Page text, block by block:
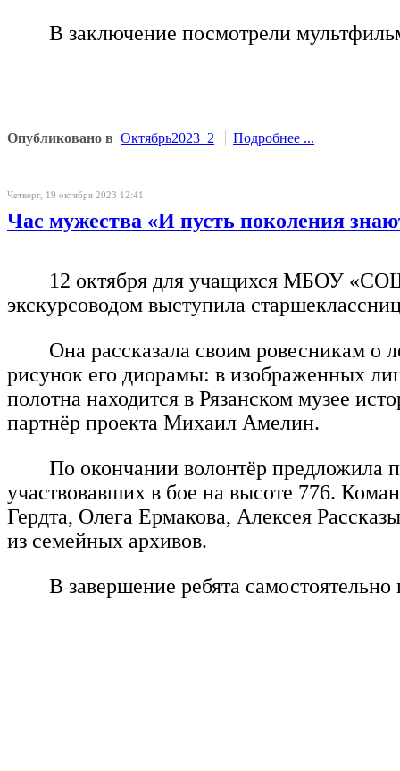
В заключение посмотрели
Опубликовано в Октябрь2023_2 Подробнее ...
Четверг, 19 октября 2023 12:41
Час мужества «И пусть поколения
12 октября для учащихся МБОУ «СОШ
экскурсоводом выступила
Она рассказала своим ровесникам о
рисунок его диорамы: в изображенных
полотна находится в Рязанском музее
партнёр проекта Михаил Амелин.
По окончании волонтёр предложила
участвовавших в бое на высоте 776.
Гердта, Олега Ермакова, Алексея
из семейных архивов.
В завершение ребята